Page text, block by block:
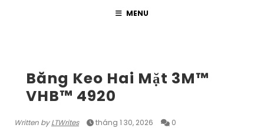
MENU
Băng Keo Hai Mặt 3M™
VHB™ 4920
Written byLTWrites tháng 1 30, 2026 0